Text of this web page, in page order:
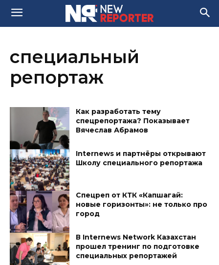
специальный
репортаж
Как разработать тему
спецрепортажа? Показывает
Вячеслав Абрамов
Internews и партнёры открывают
Школу специального репортажа
Спецреп от КТК «Капшагай:
новые горизонты»: не только про
город
В Internews Network Казахстан
прошел тренинг по подготовке
специальных репортажей